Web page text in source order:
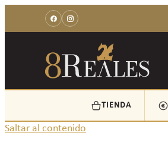
TIENDA
Saltar al contenido